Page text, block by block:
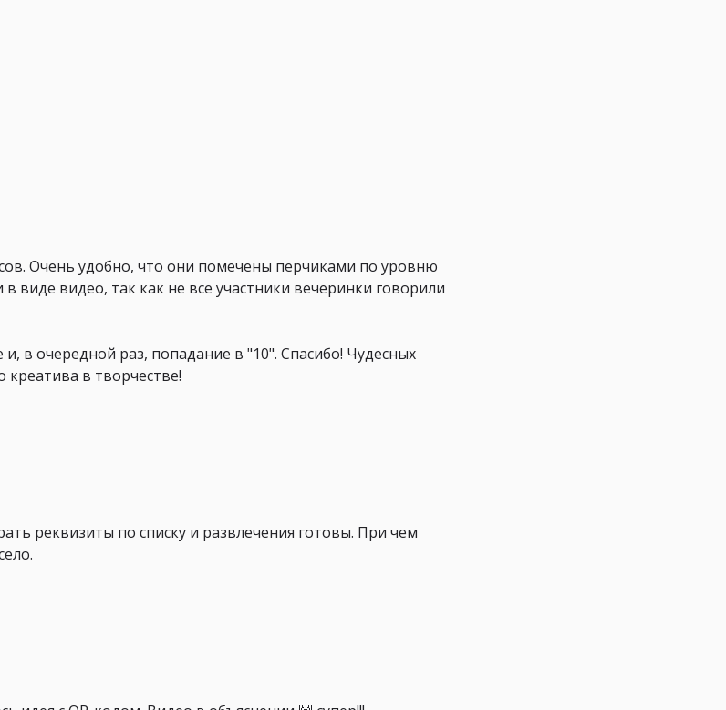
Очень удобно, что они помечены перчиками по уровню
виде видео, так как не все участники вечеринки говорили
в очередной раз, попадание в "10". Спасибо! Чудесных
креатива в творчестве!
реквизиты по списку и развлечения готовы. При чем